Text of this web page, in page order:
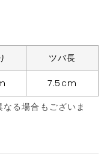
ツバ長
7.5cm
る場合もございま